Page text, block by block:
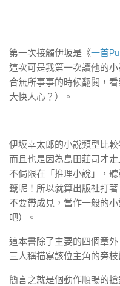
第一次接觸伊坂是《一首
這次可是我第一次讀他的
合無所事事的時候翻閱，
大快人心？）。
伊坂幸太郎的小說類型比
而且也是因為島田莊司才
不侷限在「推理小說」，
籤呢！所以就算出版社打
不要帶成見，當作一般的
吧）。
這本書除了主要的四個章
三人稱描寫該位主角的旁枝
簡言之就是個動作順暢的